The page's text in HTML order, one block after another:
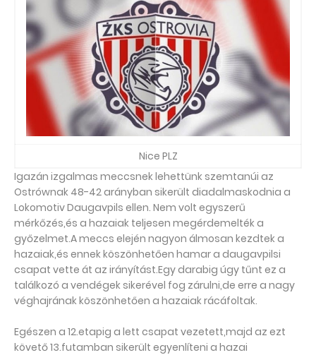
Nice PLZ
Igazán izgalmas meccsnek lehettünk szemtanúi az
Ostrównak 48-42 arányban sikerült diadalmaskodnia a
Lokomotiv Daugavpils ellen. Nem volt egyszerű
mérkőzés,és a hazaiak teljesen megérdemelték a
győzelmet.A meccs elején nagyon álmosan kezdtek a
hazaiak,és ennek köszönhetően hamar a daugavpilsi
csapat vette át az irányítást.Egy darabig úgy tűnt ez a
találkozó a vendégek sikerével fog zárulni,de erre a nagy
véghajrának köszönhetően a hazaiak rácáfoltak.
Egészen a 12.etapig a lett csapat vezetett,majd az ezt
követő 13.futamban sikerült egyenlíteni a hazai